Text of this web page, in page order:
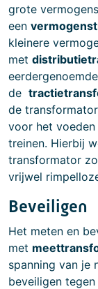
grote
een
kleinere
met
de
de
voor het
treinen. Hierbij
transformator
vrijwel
Beveiligen
Het meten en
met
spanning van je
beveiligen